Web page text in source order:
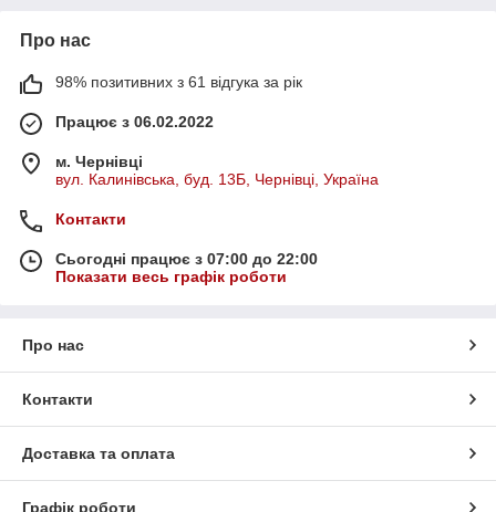
Про нас
98% позитивних з 61 відгука за рік
Працює з 06.02.2022
м. Чернівці
вул. Калинівська, буд. 13Б, Чернівці, Україна
Контакти
Сьогодні працює з 07:00 до 22:00
Показати весь графік роботи
Про нас
Контакти
Доставка та оплата
Графік роботи